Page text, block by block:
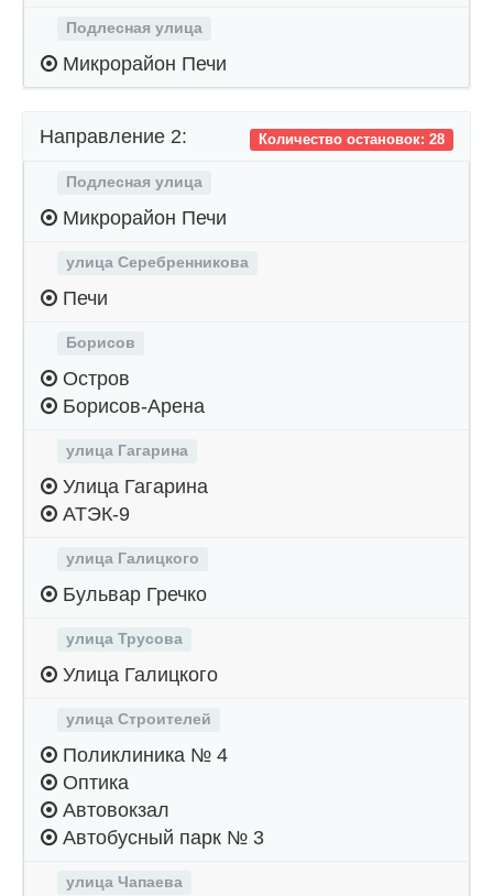
Подлесная улица
Микрорайон Печи
Количество остановок: 28
Направление 2:
Подлесная улица
Микрорайон Печи
улица Серебренникова
Печи
Борисов
Остров
Борисов-Арена
улица Гагарина
Улица Гагарина
АТЭК-9
улица Галицкого
Бульвар Гречко
улица Трусова
Улица Галицкого
улица Строителей
Поликлиника № 4
Оптика
Автовокзал
Автобусный парк № 3
улица Чапаева